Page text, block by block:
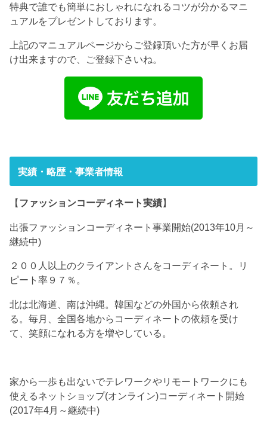
特典で誰でも簡単におしゃれになれるコツが分かるマニ
ュアルをプレゼントしております。
上記のマニュアルページからご登録頂いた方が早くお届
け出来ますので、ご登録下さいね。
実績・略歴・事業者情報
【 ファッションコーディネート実績】
出張ファッションコーディネート事業開始(2013年10月～
継続中)
２００人以上のクライアントさんをコーディネート。リ
ピート率９７％。
北は北海道、南は沖縄。韓国などの外国から依頼され
る。毎月、全国各地からコーディネートの依頼を受け
て、笑顔になれる方を増やしている。
家から一歩も出ないでテレワークやリモートワークにも
使えるネットショップ(オンライン)コーディネート開始
(2017年4月～継続中)